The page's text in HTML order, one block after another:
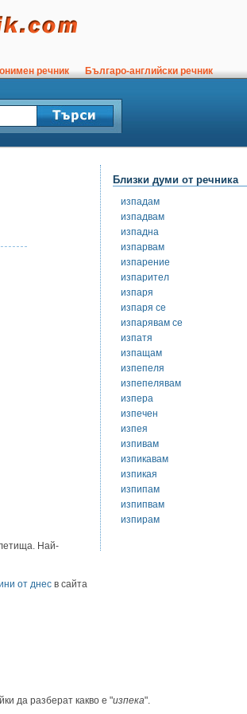
речник Българо-английски речник
Най-
от днес в сайта
Близки думи от речника
изпадам
изпадвам
изпадна
изпарвам
изпарение
изпарител
изпаря
изпаря се
изпарявам се
изпатя
изпащам
изпепеля
изпепелявам
изпера
изпечен
изпея
изпивам
изпикавам
изпикая
изпипам
изпипвам
изпирам
да разберат какво е "изпека".